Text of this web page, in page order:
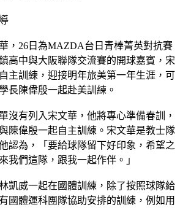
，26日為MAZDA台日青棒菁英對抗賽
高中與大阪聯隊交流賽的開球嘉賓，宋
主訓練，迎接明年旅美第一年生涯，可
長陳偉殷一起赴美訓練。
沒有列入宋文華，他將專心準備春訓，
陳偉殷一起自主訓練。宋文華是教士隊
認為，「要給球隊留下好印象，希望之
我們這隊，跟我一起作伴。」
凱威一起在國體訓練，除了按照球隊給
國體運科團隊協助安排的訓練，例如用